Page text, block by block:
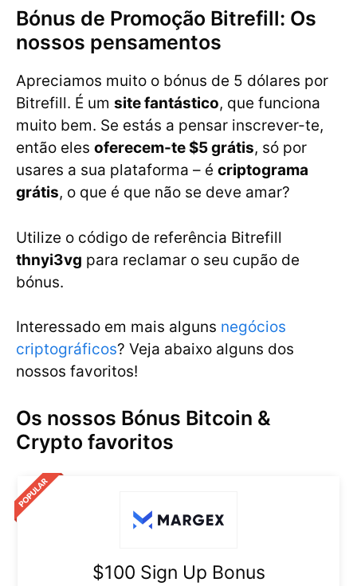
Bónus de Promoção Bitrefill: Os
nossos pensamentos
Apreciamos muito o bónus de 5 dólares por
Bitrefill. É um site fantástico, que funciona
muito bem. Se estás a pensar inscrever-te,
então eles oferecem-te $5 grátis, só por
usares a sua plataforma – é criptograma
grátis, o que é que não se deve amar?
Utilize o código de referência Bitrefill
thnyi3vg para reclamar o seu cupão de
bónus.
Interessado em mais alguns negócios
criptográficos? Veja abaixo alguns dos
nossos favoritos!
Os nossos Bónus Bitcoin &
Crypto favoritos
$100 Sign Up Bonus